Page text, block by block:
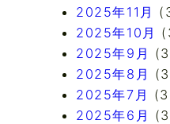
2025年11月
2025年10月
2025年9月
2025年8月
2025年7月
2025年6月